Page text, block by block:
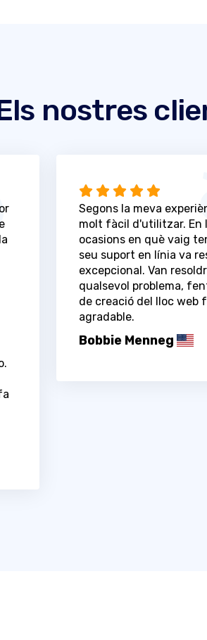
nostres
Segons la meva
molt fàcil d'utilitzar. En
ocasions en què vaig
seu suport en línia va
excepcional. Van
qualsevol problema,
de creació del lloc web
agradable.
Bobbie Menneg